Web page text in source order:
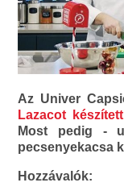
Az Univer
Lazacot
Most pedig -
pecsenyekacsa
Hozzávalók: